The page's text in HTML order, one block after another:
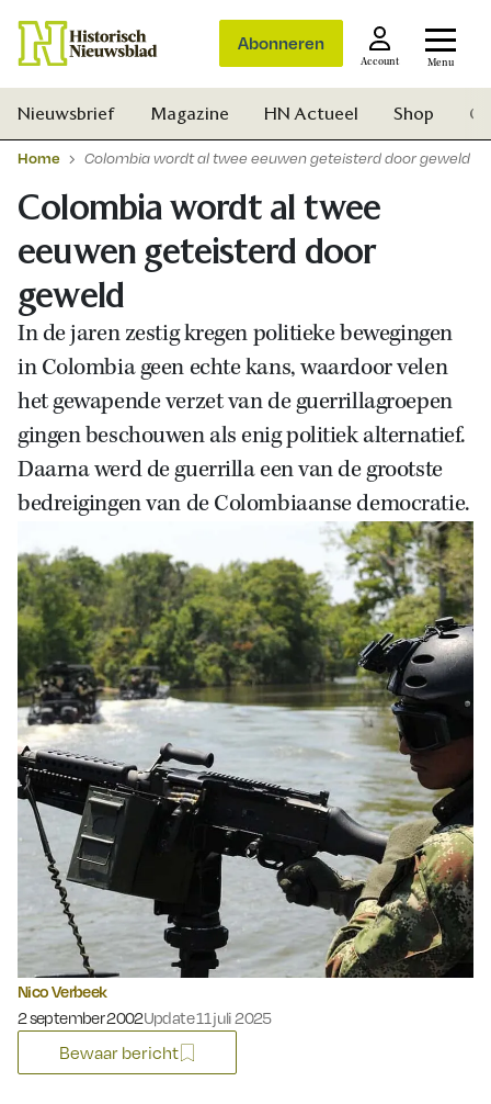
Abonneren
Account Menu
Zoek
Nieuwsbrief Magazine HN Actueel Shop
Home Colombia wordt al twee eeuwen geteisterd door geweld
Colombia wordt al twee
eeuwen geteisterd door
geweld
In de jaren zestig kregen politieke bewegingen
in Colombia geen echte kans, waardoor velen
het gewapende verzet van de guerrillagroepen
gingen beschouwen als enig politiek alternatief.
Daarna werd de guerrilla een van de grootste
bedreigingen van de Colombiaanse democratie.
Nico Verbeek
Gepubliceerd op:
2 september 2002Update 11 juli 2025
Bewaar bericht